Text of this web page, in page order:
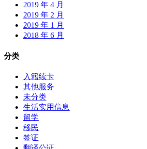
2019 年 4 月
2019 年 2 月
2019 年 1 月
2018 年 6 月
分类
入籍续卡
其他服务
未分类
生活实用信息
留学
移民
签证